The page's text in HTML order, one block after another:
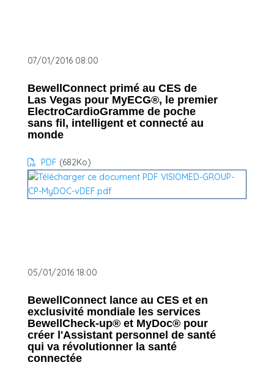
07/01/2016 08:00
BewellConnect primé au CES de
Las Vegas pour MyECG®, le premier
ElectroCardioGramme de poche
sans fil, intelligent et connecté au
monde
PDF (682Ko)
05/01/2016 18:00
BewellConnect lance au CES et en
exclusivité mondiale les services
BewellCheck-up® et MyDoc® pour
créer l'Assistant personnel de santé
qui va révolutionner la santé
connectée